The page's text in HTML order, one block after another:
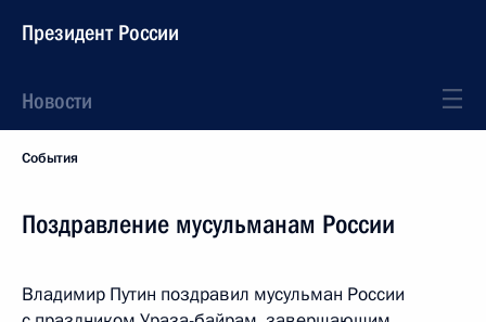
Президент России
Новости
События
Поздравление мусульманам России
Владимир Путин поздравил мусульман России